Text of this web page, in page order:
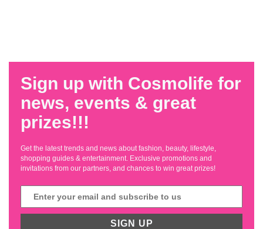
Sign up with Cosmolife for
news, events & great
prizes!!!
Get the latest trends and news about fashion, beauty, lifestyle,
shopping guides & entertainment. Exclusive promotions and
invitations from our partners, and chances to win great prizes!
SIGN UP